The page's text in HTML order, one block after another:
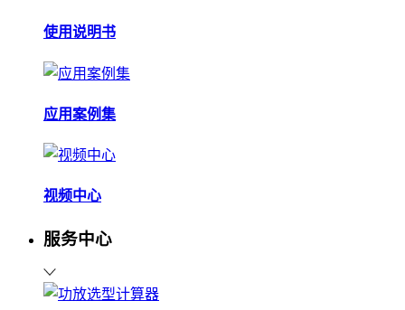
使用说明书
应用案例集
视频中心
服务中心